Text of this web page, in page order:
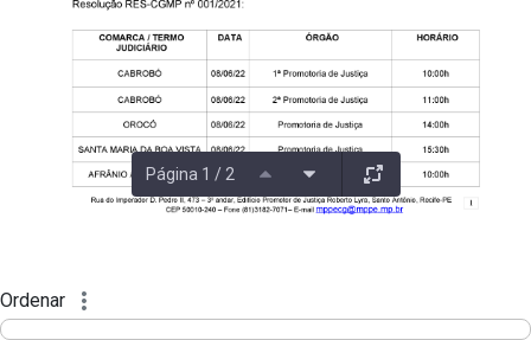
Página 1 / 2
Ordenar